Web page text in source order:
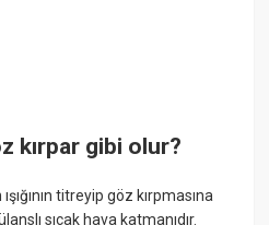
kırpar gibi olur?
titreyip göz kırpmasına
sıcak hava katmanıdır.